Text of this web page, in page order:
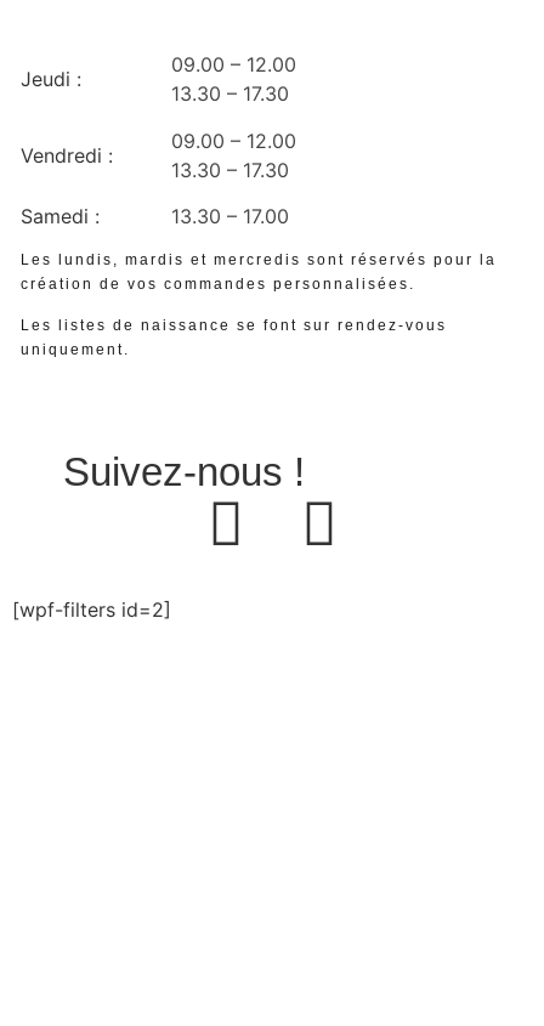
Jeudi :
09.00 – 12.00
13.30 – 17.30
Vendredi :
09.00 – 12.00
13.30 – 17.30
Samedi :
13.30 – 17.00
Les lundis, mardis et mercredis sont réservés pour la
création de vos commandes personnalisées.
Les listes de naissance se font sur rendez-vous
uniquement.
Suivez-nous !
[wpf-filters id=2]